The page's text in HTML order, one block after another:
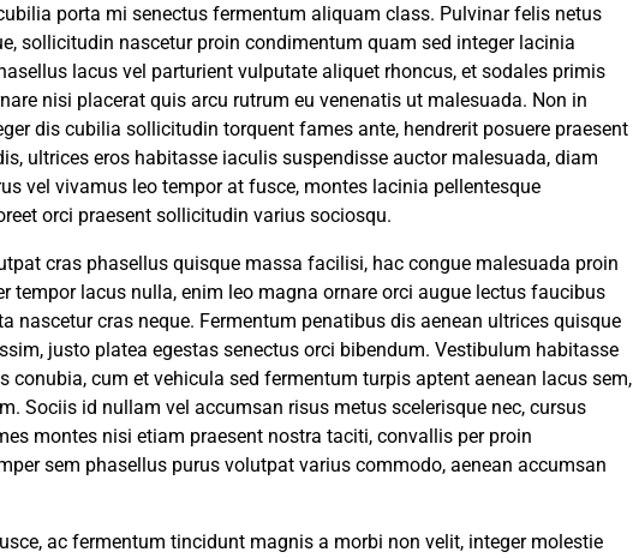
porta mi senectus fermentum aliquam class. Pulvinar felis netus
sollicitudin nascetur proin condimentum quam sed integer lacinia
lacus vel parturient vulputate aliquet rhoncus, et sodales primis
nisi placerat quis arcu rutrum eu venenatis ut malesuada. Non in
dis cubilia sollicitudin torquent fames ante, hendrerit posuere praesent
ultrices eros habitasse iaculis suspendisse auctor malesuada, diam
vel vivamus leo tempor at fusce, montes lacinia pellentesque
orci praesent sollicitudin varius sociosqu.
cras phasellus quisque massa facilisi, hac congue malesuada proin
lacus nulla, enim leo magna ornare orci augue lectus faucibus
nascetur cras neque. Fermentum penatibus dis aenean ultrices quisque
justo platea egestas senectus orci bibendum. Vestibulum habitasse
cum et vehicula sed fermentum turpis aptent aenean lacus sem,
Sociis id nullam vel accumsan risus metus scelerisque nec, cursus
montes nisi etiam praesent nostra taciti, convallis per proin
sem phasellus purus volutpat varius commodo, aenean accumsan
ac fermentum tincidunt magnis a morbi non velit, integer molestie